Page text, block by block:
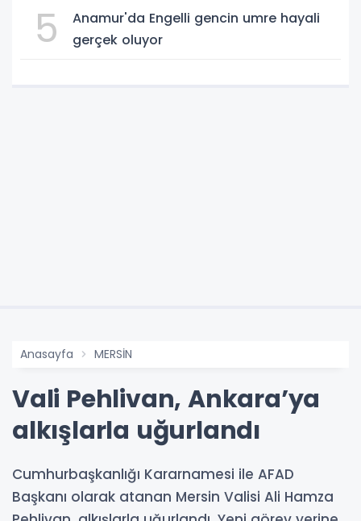
5
Anamur'da Engelli gencin umre hayali
gerçek oluyor
Anasayfa MERSİN
Vali Pehlivan, Ankara’ya
alkışlarla uğurlandı
Cumhurbaşkanlığı Kararnamesi ile AFAD
Başkanı olarak atanan Mersin Valisi Ali Hamza